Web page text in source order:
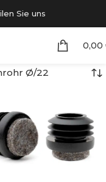
Sie uns
0,00
Ø 22